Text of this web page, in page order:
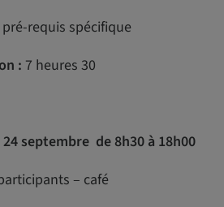
pré-requis spécifique
: 7 heures 30
septembre de 8h30 à 18h00
– café